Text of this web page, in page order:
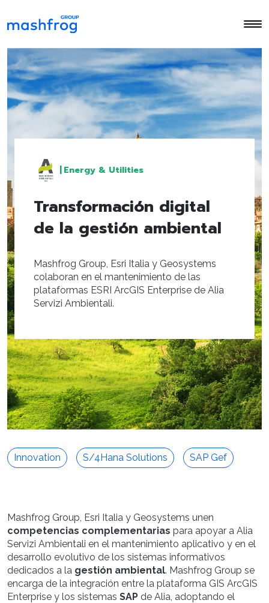
|Energy & Utilities
Transformación digital
de la gestión ambiental
Mashfrog Group, Esri Italia y Geosystems
colaboran en el mantenimiento de las
plataformas ESRI ArcGIS Enterprise de Alia
Servizi Ambientali.
Innovation S/4Hana Solutions SAP Gef
Mashfrog Group, Esri Italia y Geosystems unen
competencias complementarias para apoyar a Alia
Servizi Ambientali en el mantenimiento aplicativo y en el
desarrollo evolutivo de los sistemas informativos
dedicados a la gestión ambiental. Mashfrog Group se
encarga de la integración entre la plataforma GIS ArcGIS
Enterprise y los sistemas SAP de Alia, adoptando el